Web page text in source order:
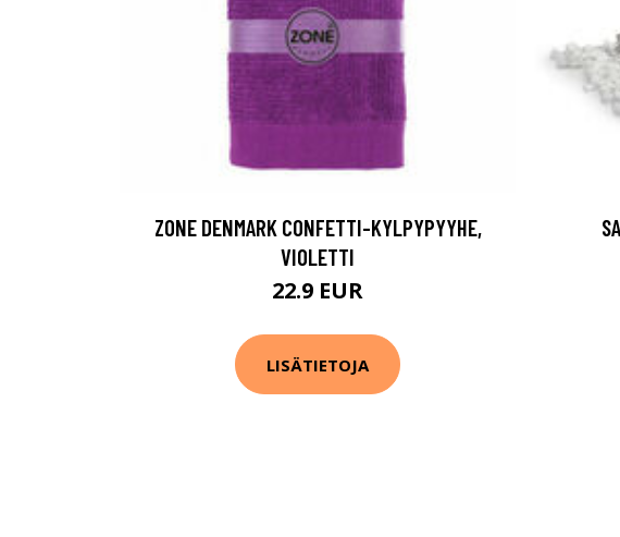
ZONE DENMARK CONFETTI-KYLPYPYYHE,
VIOLETTI
22.9 EUR
LISÄTIETOJA